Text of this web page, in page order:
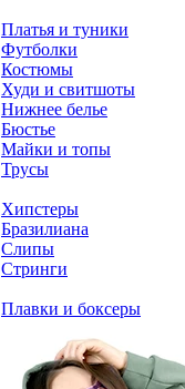
Платья и туники
Футболки
Костюмы
Худи и свитшоты
Нижнее белье
Бюстье
Майки и топы
Трусы
Хипстеры
Бразилиана
Слипы
Стринги
Плавки и боксеры